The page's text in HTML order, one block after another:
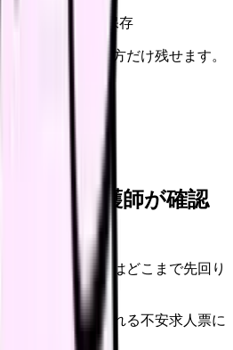
: 希望条件だけ保存
と気になる働き方だけ残せます。
票を、看護師が確認
ます
自院の求人票ではどこまで先回り
応募前に離脱される不安求人票に